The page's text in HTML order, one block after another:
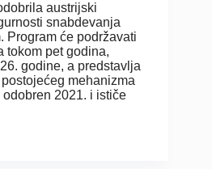
austrijski
snabdevanja
Program će podržavati
tokom pet godina,
godine, a predstavlja
mehanizma
2021. i ističe